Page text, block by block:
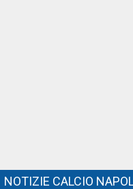
NOTIZIE CALCIO